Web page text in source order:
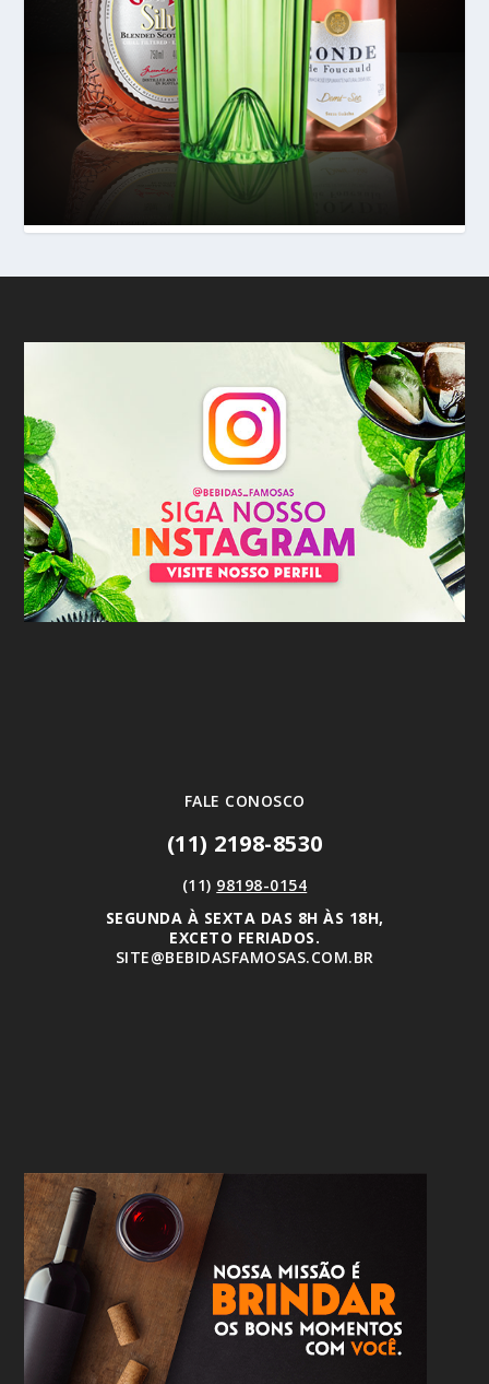
FALE CONOSCO
(11) 2198-8530
(11) 98198-0154
SEGUNDA À SEXTA DAS 8H ÀS 18H,
EXCETO FERIADOS.
SITE@BEBIDASFAMOSAS.COM.BR